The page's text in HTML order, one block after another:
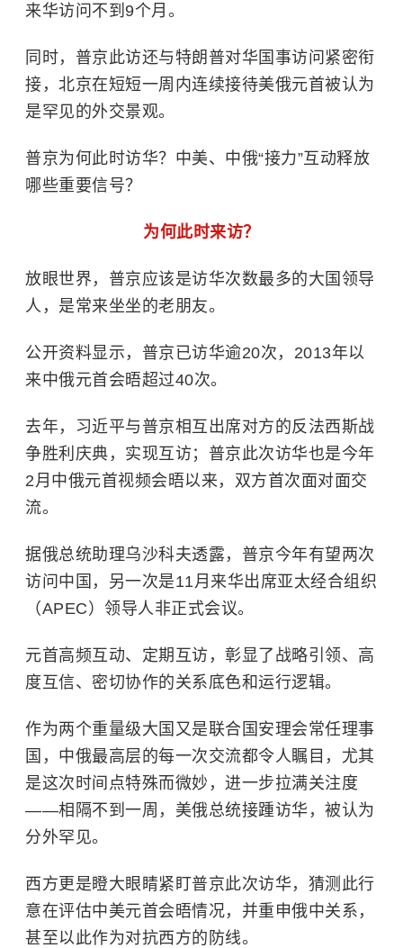
来华访问不到9个月。
同时，普京此访还与特朗普对华国事访问紧密衔
接，北京在短短一周内连续接待美俄元首被认为
是罕见的外交景观。
普京为何此时访华？中美、中俄“接力”互动释放
哪些重要信号？
为何此时来访？
放眼世界，普京应该是访华次数最多的大国领导
人，是常来坐坐的老朋友。
公开资料显示，普京已访华逾20次，2013年以
来中俄元首会晤超过40次。
去年，习近平与普京相互出席对方的反法西斯战
争胜利庆典，实现互访；普京此次访华也是今年
2月中俄元首视频会晤以来，双方首次面对面交
流。
据俄总统助理乌沙科夫透露，普京今年有望两次
访问中国，另一次是11月来华出席亚太经合组织
（APEC）领导人非正式会议。
元首高频互动、定期互访，彰显了战略引领、高
度互信、密切协作的关系底色和运行逻辑。
作为两个重量级大国又是联合国安理会常任理事
国，中俄最高层的每一次交流都令人瞩目，尤其
是这次时间点特殊而微妙，进一步拉满关注度
——相隔不到一周，美俄总统接踵访华，被认为
分外罕见。
西方更是瞪大眼睛紧盯普京此次访华，猜测此行
意在评估中美元首会晤情况，并重申俄中关系，
甚至以此作为对抗西方的防线。